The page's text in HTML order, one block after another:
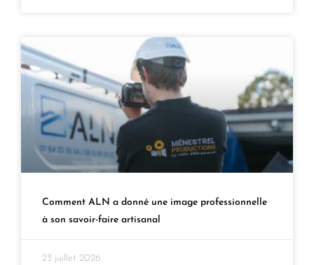
Comment ALN a donné une image professionnelle
à son savoir-faire artisanal
23 juillet 2026